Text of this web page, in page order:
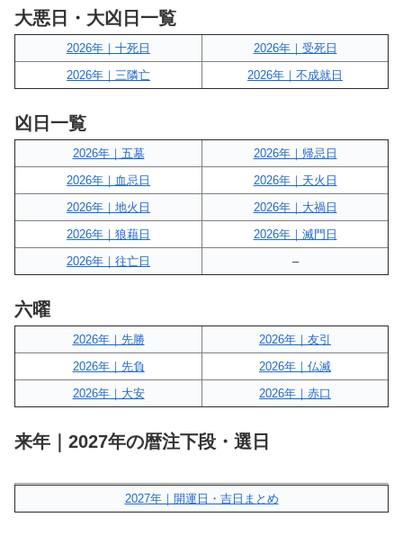
大悪日・大凶日一覧
2026年｜十死日
2026年｜受死日
2026年｜三隣亡
2026年｜不成就日
凶日一覧
2026年｜五墓
2026年｜帰忌日
2026年｜血忌日
2026年｜天火日
2026年｜地火日
2026年｜大禍日
2026年｜狼藉日
2026年｜滅門日
2026年｜往亡日
–
六曜
2026年｜先勝
2026年｜友引
2026年｜先負
2026年｜仏滅
2026年｜大安
2026年｜赤口
来年｜2027年の暦注下段・選日
2027年｜開運日・吉日まとめ